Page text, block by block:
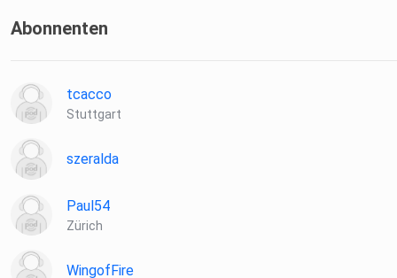
Abonnenten
tcacco
Stuttgart
szeralda
Paul54
Zürich
WingofFire